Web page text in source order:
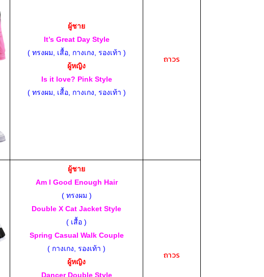
ผู้ชาย
It’s Great Day Style
( ทรงผม, เสื้อ, กางเกง, รองเท้า )
ผู้หญิง
Is it love? Pink Style
( ทรงผม, เสื้อ, กางเกง, รองเท้า )
ถาวร
ผู้ชาย
Am I Good Enough Hair
( ทรงผม )
Double X Cat Jacket Style
( เสื้อ )
Spring Casual Walk Couple
( กางเกง, รองเท้า )
ผู้หญิง
Dancer Double Style
ถาวร